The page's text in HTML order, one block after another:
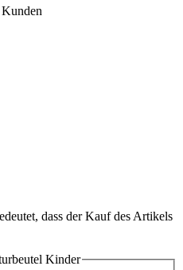
dass der Kauf des Artikels
Kinder